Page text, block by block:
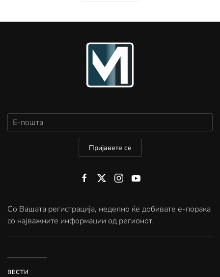
Пријавете се
Со Вашата регистрација, неделно ќе добивате е-порака
со најважните информации од регионот.
ВЕСТИ